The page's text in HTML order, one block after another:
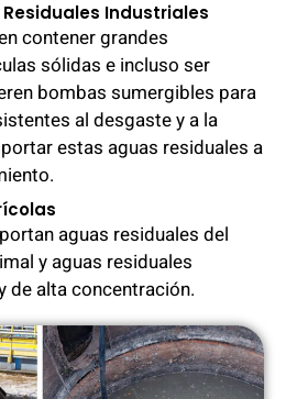
Industriales
contener grandes
sólidas e incluso ser
bombas sumergibles para
al desgaste y a la
estas aguas residuales a
aguas residuales del
y aguas residuales
de alta concentración.